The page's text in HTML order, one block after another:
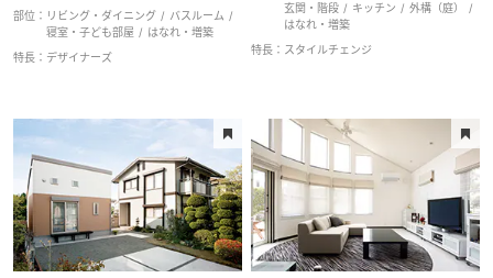
部位： リビング・ダイニング
バスルーム
寝室・子ども部屋
はなれ・増築
特長： デザイナーズ
玄関・階段
キッチン
外構（庭）
はなれ・増築
特長： スタイルチェンジ